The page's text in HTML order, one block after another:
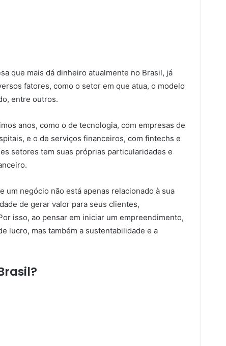
que mais dá dinheiro atualmente no Brasil, já
fatores, como o setor em que atua, o modelo
entre outros.
anos, como o de tecnologia, com empresas de
e o de serviços financeiros, com fintechs e
setores tem suas próprias particularidades e
negócio não está apenas relacionado à sua
de gerar valor para seus clientes,
isso, ao pensar em iniciar um empreendimento,
lucro, mas também a sustentabilidade e a